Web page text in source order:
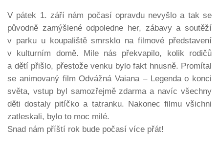
V pátek 1. září nám počasí opravdu nevyšlo a tak se
původně zamýšlené odpoledne her, zábavy a soutěží
v parku u koupaliště smrsklo na filmové představení
v kulturním domě. Mile nás překvapilo, kolik rodičů
a dětí přišlo, přestože venku bylo fakt hnusně. Promítal
se animovaný film Odvážná Vaiana – Legenda o konci
světa, vstup byl samozřejmě zdarma a navíc všechny
děti dostaly pitíčko a tatranku. Nakonec filmu všichni
zatleskali, bylo to moc milé.
Snad nám příští rok bude počasí více přát!